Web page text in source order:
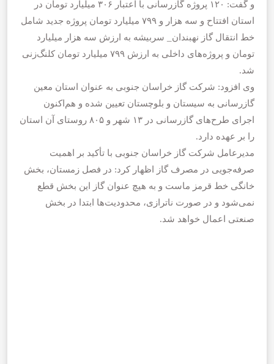
و گفت: ۱۲۰ پروژه گازرسانی با اعتبار ۳۰۶ میلیارد تومان در
استان افتتاح و سه هزار و ۷۹۹ میلیارد تومان پروژه جدید شامل
خط انتقال گاز نهبندان_ سربیشه به ارزش سه هزار میلیارد
تومان و پروژه‌های داخلی به ارزش ۷۹۹ میلیارد تومان کلنگ‌زنی
شد.
وی افزود: شرکت گاز خراسان جنوبی به عنوان استان معین
گازرسانی به سیستان و بلوچستان تعیین شده و هم‌اکنون
اجرای طرح‌های گازرسانی در ۱۳ شهر و ۸۰۵ روستای آن استان
را بر عهده دارد.
مدیرعامل شرکت گاز خراسان جنوبی با تأکید بر اهمیت
صرفه‌جویی در مصرف گاز اظهار کرد: در فصل زمستان، بخش
خانگی خط قرمز ماست و به هیچ عنوان گاز این بخش قطع
نمی‌شود و در صورت ناترازی، محدودیت‌ها ابتدا در بخش
صنعتی اعمال خواهد شد.